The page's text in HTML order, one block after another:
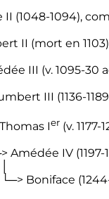
II (1048-1094),
II (mort en
III (v. 1095-30
III (1136-
Thomas Ier (v.
Amédée IV
│   └─>